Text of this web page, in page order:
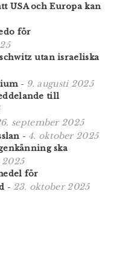
USA och Europa kan
för
utan israeliska
- 9. augusti 2025
till
september 2025
- 4. oktober 2025
ska
2025
för
- 23. oktober 2025